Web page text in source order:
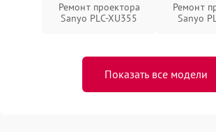
Ремонт проектора
Sanyo PLC-XU355
Ремонт
Sanyo
Показать все модели